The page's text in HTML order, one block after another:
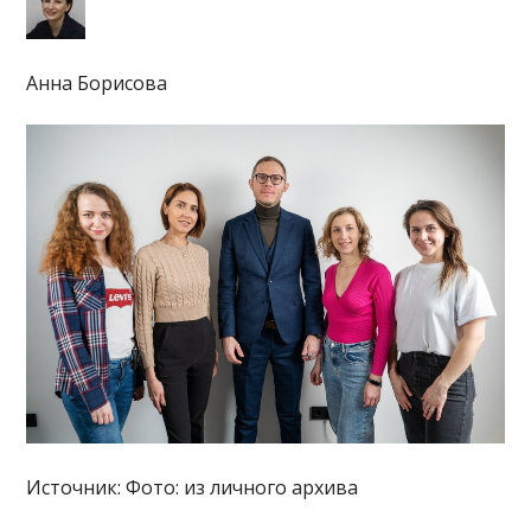
Анна Борисова
Источник: Фото: из личного архива